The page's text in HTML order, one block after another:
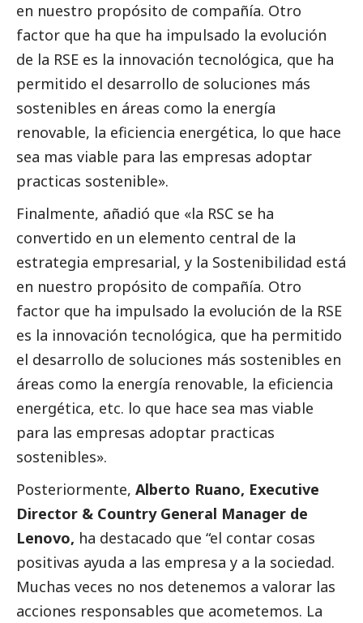
en nuestro propósito de compañía. Otro
factor que ha que ha impulsado la evolución
de la RSE es la innovación tecnológica, que ha
permitido el desarrollo de soluciones más
sostenibles en áreas como la energía
renovable, la eficiencia energética, lo que hace
sea mas viable para las empresas adoptar
practicas sostenible».
Finalmente, añadió que «la RSC se ha
convertido en un elemento central de la
estrategia empresarial, y la Sostenibilidad está
en nuestro propósito de compañía. Otro
factor que ha impulsado la evolución de la RSE
es la innovación tecnológica, que ha permitido
el desarrollo de soluciones más sostenibles en
áreas como la energía renovable, la eficiencia
energética, etc. lo que hace sea mas viable
para las empresas adoptar practicas
sostenibles».
Posteriormente, Alberto Ruano, Executive
Director & Country General Manager de
Lenovo, ha destacado que “el contar cosas
positivas ayuda a las empresa y a la sociedad.
Muchas veces no nos detenemos a valorar las
acciones responsables que acometemos. La